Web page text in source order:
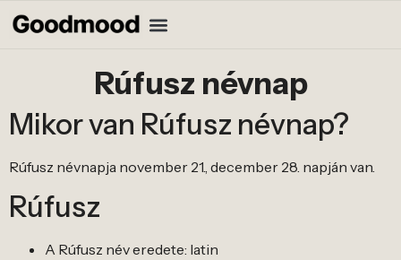
Rúfusz névnap
Mikor van Rúfusz névnap?
Rúfusz névnapja november 21., december 28. napján van.
Rúfusz
A Rúfusz név eredete: latin